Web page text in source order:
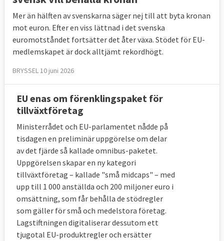
Mer än hälften av svenskarna säger nej till att byta kronan
mot euron. Efter en viss lättnad i det svenska
euromotståndet fortsätter det åter växa. Stödet för EU-
medlemskapet är dock alltjämt rekordhögt.
BRYSSEL 10 juni 2026
EU enas om förenklingspaket för
tillväxtföretag
Ministerrådet och EU-parlamentet nådde på
tisdagen en preliminär uppgörelse om delar
av det fjärde så kallade omnibus-paketet.
Uppgörelsen skapar en ny kategori
tillväxtföretag – kallade "små midcaps" – med
upp till 1 000 anställda och 200 miljoner euro i
omsättning, som får behålla de stödregler
som gäller för små och medelstora företag.
Lagstiftningen digitaliserar dessutom ett
tjugotal EU-produktregler och ersätter